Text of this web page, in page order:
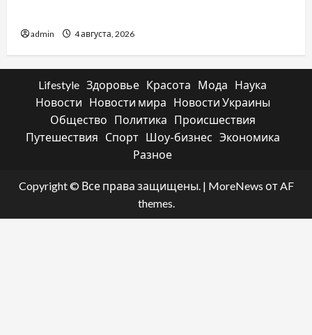
admin 4 августа, 2026
Lifestyle Здоровье Красота Мода
Наука
Новости
Новости мира
Новости Украины
Общество
Политика
Происшествия
Путешествия
Спорт Шоу-бизнес Экономика
Разное
Copyright © Все права защищены. | MoreNews от AF
themes.